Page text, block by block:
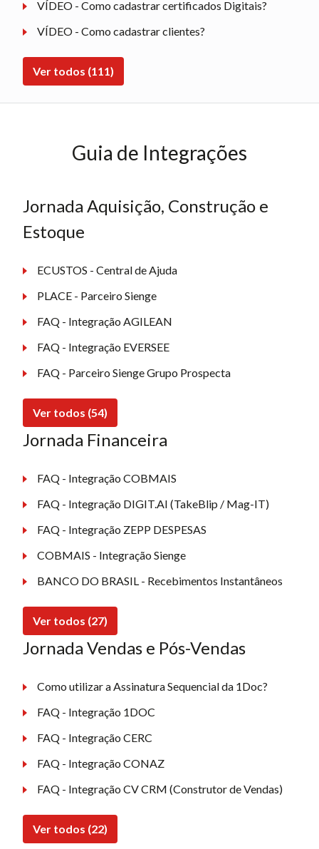
VÍDEO - Como cadastrar certificados Digitais?
VÍDEO - Como cadastrar clientes?
Ver todos (111)
Guia de Integrações
Jornada Aquisição, Construção e
Estoque
ECUSTOS - Central de Ajuda
PLACE - Parceiro Sienge
FAQ - Integração AGILEAN
FAQ - Integração EVERSEE
FAQ - Parceiro Sienge Grupo Prospecta
Ver todos (54)
Jornada Financeira
FAQ - Integração COBMAIS
FAQ - Integração DIGIT.AI (TakeBlip / Mag-IT)
FAQ - Integração ZEPP DESPESAS
COBMAIS - Integração Sienge
BANCO DO BRASIL - Recebimentos Instantâneos
Ver todos (27)
Jornada Vendas e Pós-Vendas
Como utilizar a Assinatura Sequencial da 1Doc?
FAQ - Integração 1DOC
FAQ - Integração CERC
FAQ - Integração CONAZ
FAQ - Integração CV CRM (Construtor de Vendas)
Ver todos (22)